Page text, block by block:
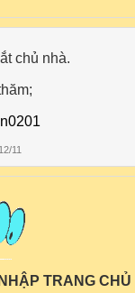
chủ nhà.
11
TRANG